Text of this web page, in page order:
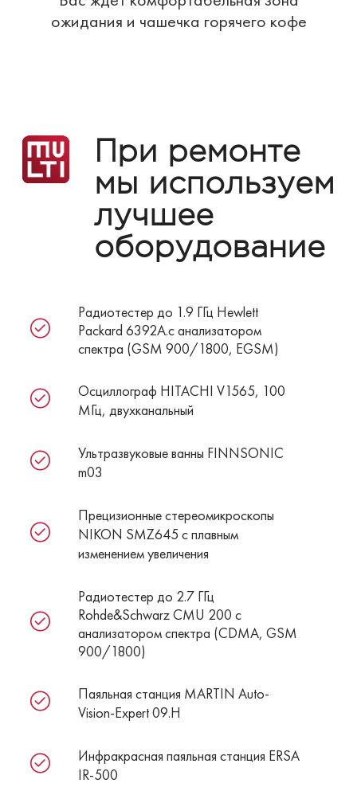
ожидания и чашечка горячего кофе
При ремонте
мы используем
лучшее
оборудование
Радиотестер до 1.9 ГГц Hewlett
Packard 6392A.с анализатором
спектра (GSM 900/1800, EGSM)
Осциллограф HITACHI V1565, 100
МГц, двухканальный
Ультразвуковые ванны FINNSONIC
m03
Прецизионные стереомикроскопы
NIKON SMZ645 c плавным
изменением увеличения
Радиотестер до 2.7 ГГц
Rohde&Schwarz CMU 200 с
анализатором спектра (CDMA, GSM
900/1800)
Паяльная станция MARTIN Auto-
Vision-Expert 09.H
Инфракрасная паяльная станция ERSA
IR-500